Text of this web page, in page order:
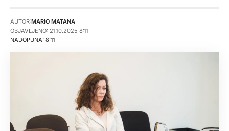
NADOPUNA: 8:11
AUTOR:MARIO MATANA
OBJAVLJENO: 21.10.2025 8:11